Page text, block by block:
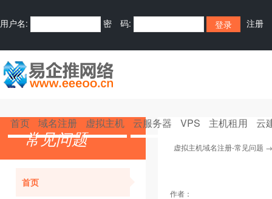
用户名: 密 码: 注册
首页 域名注册 虚拟主机 云服务器 VPS 主机租用 云
常见问题
首页
虚拟主机域名注册-常见问题
作者：